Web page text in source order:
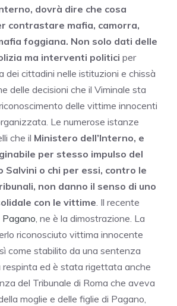
dovrà dire che cosa
contrastare mafia, camorra,
foggiana. Non solo dati delle
ma interventi politici per
dei cittadini nelle istituzioni e chissà
delle decisioni che il Viminale sta
delle vittime innocenti
Le numerose istanze
che il Ministero dell’Interno, e
per stesso impulso del
Salvini o chi per essi, contro le
non danno il senso di uno
con le vittime. Il recente
Pagano, ne è la dimostrazione. La
riconosciuto vittima innocente
come stabilito da una sentenza
ed è stata rigettata anche
del Tribunale di Roma che aveva
moglie e delle figlie di Pagano,